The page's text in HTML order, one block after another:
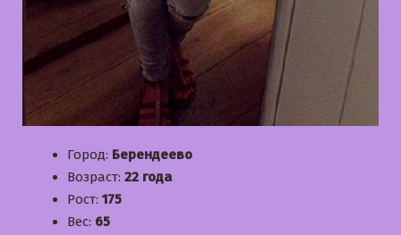
Город: Берендеево
Возраст: 22 года
Рост: 175
Вес: 65